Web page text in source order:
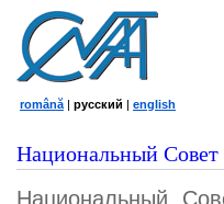
română | русский | english
Национальный
Национальный